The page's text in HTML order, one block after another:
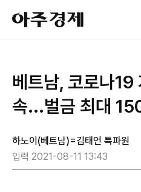
아
주
경
베트남, 코로나19
속...벌금 최대
하노이(베트남)=김태언 특파원
입력 2021-08-11 13:43